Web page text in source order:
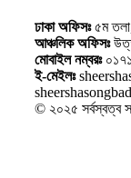
ঢাকা অফিসঃ৫ম তলা,
আঞ্চলিক অফিসঃ
মোবাইল নম্বরঃ
ই-মেইলঃ
© ২০২৫ সর্বস্বত্ব